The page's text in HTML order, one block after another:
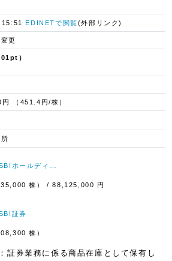
15:51EDINETで閲覧(外部リンク)
更
）
（451.4円/株）
ホールディ…
株）/ 88,125,000 円
証券
株）
証券業務に係る商品在庫として保有し